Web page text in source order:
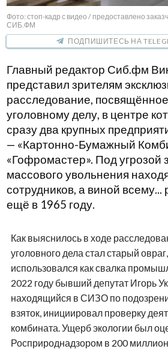
Фото: стоп-кадр с видео / предоставлено
СИБ.ФМ
ПОДПИШИТЕСЬ НА
Главный редактор Сиб.фм
представил зрителям
расследование,
уголовному делу, в центре
сразу два крупных
— «Картонно-Бумажный
«Гофромастер». Под угрозой
массового увольнения
сотрудников, а виной
ещё в 1965 году.
Как выяснилось в ходе
уголовного дела стал старый
использовался как свалка
2022 году бывший депутат Игорь
находящийся в СИЗО по
взяток, инициировал проверку
комбината. Ущерб экологии был
Росприроднадзором в 200